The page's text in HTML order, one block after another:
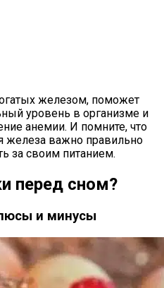
железом, поможет
уровень в организме и
анемии. И помните, что
железа важно правильно
за своим питанием.
перед сном?
и минусы